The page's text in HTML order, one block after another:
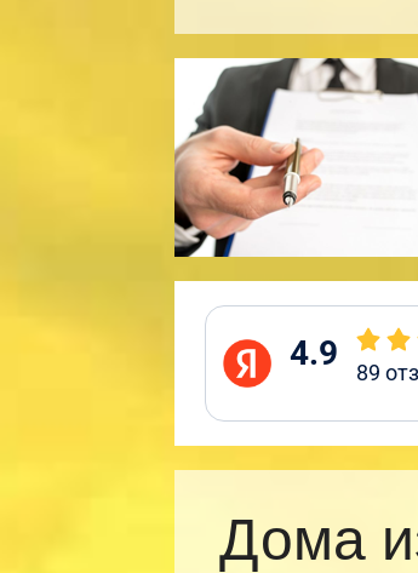
4.9 89
Дома